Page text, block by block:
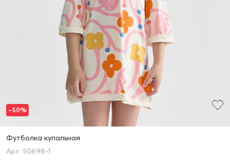
Футболка купальная
50698-1
–50%